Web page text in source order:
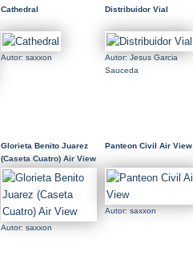
Cathedral
Autor: saxxon
Distribuidor Vial
Autor: Jesus Garcia
Sauceda
Glorieta Benito Juarez
(Caseta Cuatro) Air View
Autor: saxxon
Panteon Civil Air View
Autor: saxxon